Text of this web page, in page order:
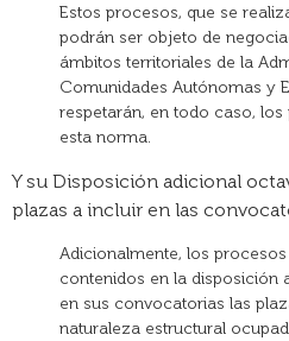
Estos procesos, que se
podrán ser objeto de
ámbitos territoriales de la
Comunidades Autónomas y
respetarán, en todo caso,
esta norma.
Y su Disposición adicional
plazas a incluir en las
Adicionalmente, los
contenidos en la disposición
en sus convocatorias las
naturaleza estructural